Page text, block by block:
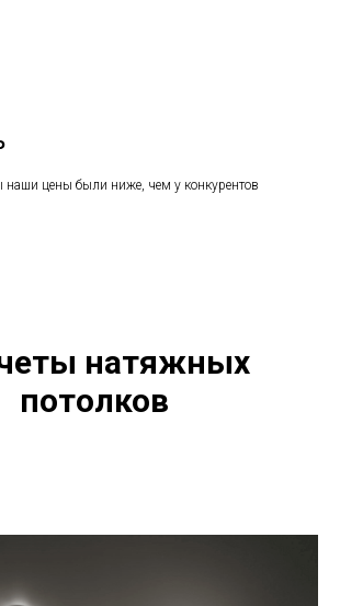
наши цены были ниже, чем у конкурентов
натяжных
потолков